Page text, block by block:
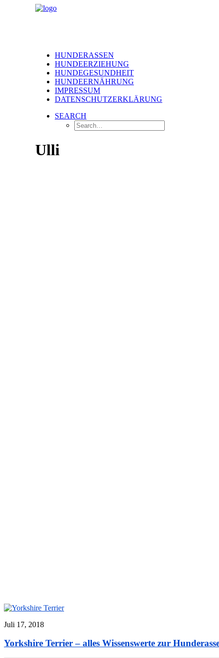
HUNDERASSEN
HUNDEERZIEHUNG
HUNDEGESUNDHEIT
HUNDEERNÄHRUNG
IMPRESSUM
DATENSCHUTZERKLÄRUNG
SEARCH
Ulli
Juli 17, 2018
Yorkshire Terrier – alles Wissenswerte zur